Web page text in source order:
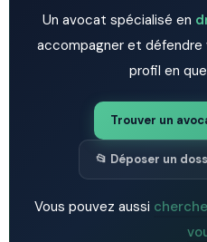
Un avocat spécialisé en
accompagner et défendre
profil en
Trouver un
📂 Déposer un
Vous pouvez aussi